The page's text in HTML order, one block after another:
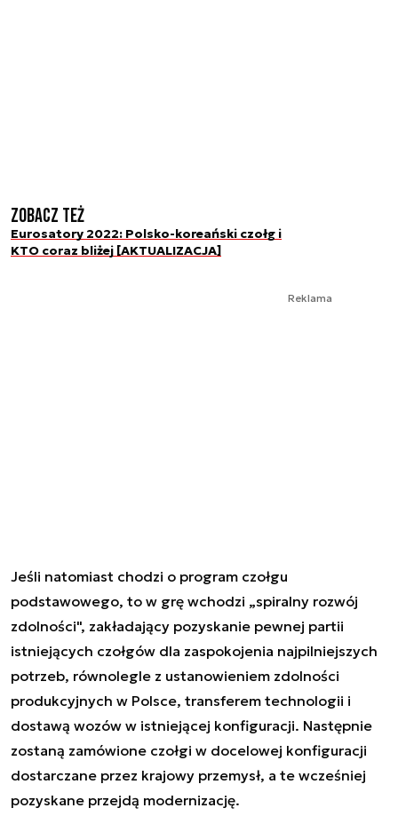
Zobacz też
Eurosatory 2022: Polsko-koreański czołg i
KTO coraz bliżej [AKTUALIZACJA]
Reklama
Jeśli natomiast chodzi o program czołgu
podstawowego, to w grę wchodzi „spiralny rozwój
zdolności", zakładający pozyskanie pewnej partii
istniejących czołgów dla zaspokojenia najpilniejszych
potrzeb, równolegle z ustanowieniem zdolności
produkcyjnych w Polsce, transferem technologii i
dostawą wozów w istniejącej konfiguracji. Następnie
zostaną zamówione czołgi w docelowej konfiguracji
dostarczane przez krajowy przemysł, a te wcześniej
pozyskane przejdą modernizację.